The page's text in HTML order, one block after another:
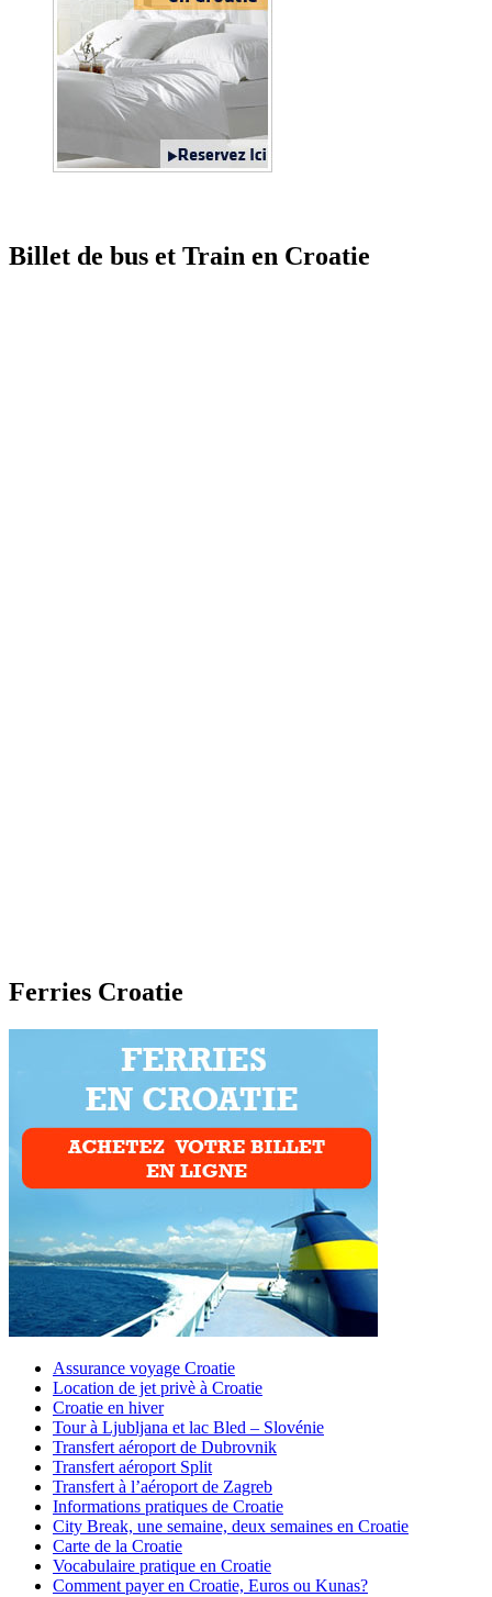
Billet de bus et Train en Croatie
Ferries Croatie
Assurance voyage Croatie
Location de jet privè à Croatie
Croatie en hiver
Tour à Ljubljana et lac Bled – Slovénie
Transfert aéroport de Dubrovnik
Transfert aéroport Split
Transfert à l’aéroport de Zagreb
Informations pratiques de Croatie
City Break, une semaine, deux semaines en Croatie
Carte de la Croatie
Vocabulaire pratique en Croatie
Comment payer en Croatie, Euros ou Kunas?